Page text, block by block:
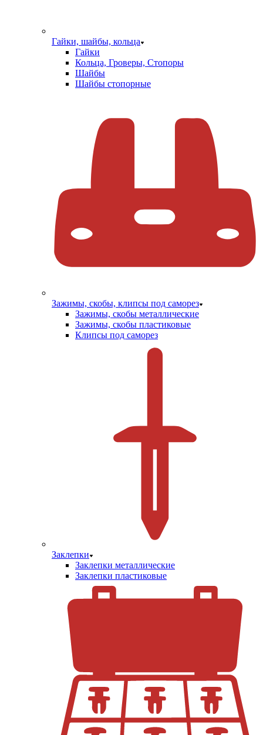
Гайки, шайбы, кольца
Гайки
Кольца, Гроверы, Стопоры
Шайбы
Шайбы стопорные
Зажимы, скобы, клипсы под саморез
Зажимы, скобы металлические
Зажимы, скобы пластиковые
Клипсы под саморез
Заклепки
Заклепки металлические
Заклепки пластиковые